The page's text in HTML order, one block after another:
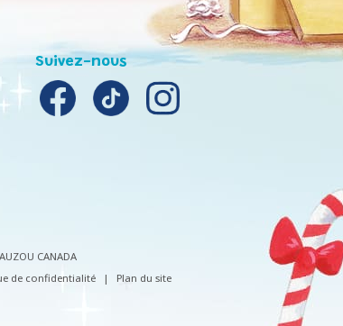
Suivez-nous
CANADA
de confidentialité | Plan du site